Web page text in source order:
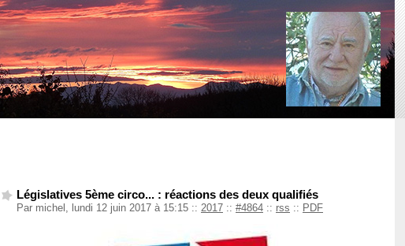
Législatives 5ème circo... : réactions des deux qualifiés
Par michel, lundi 12 juin 2017 à 15:15 :: 2017 :: #4864 :: rss :: PDF